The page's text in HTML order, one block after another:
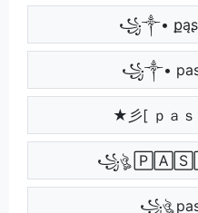
꧁༒•
꧁༒•
★彡[ ｐａ
꧁ঔৣ
꧁ঔৣ